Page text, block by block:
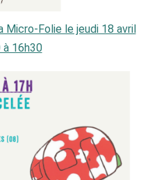
Micro-Folie le jeudi 18 avril
à 16h30